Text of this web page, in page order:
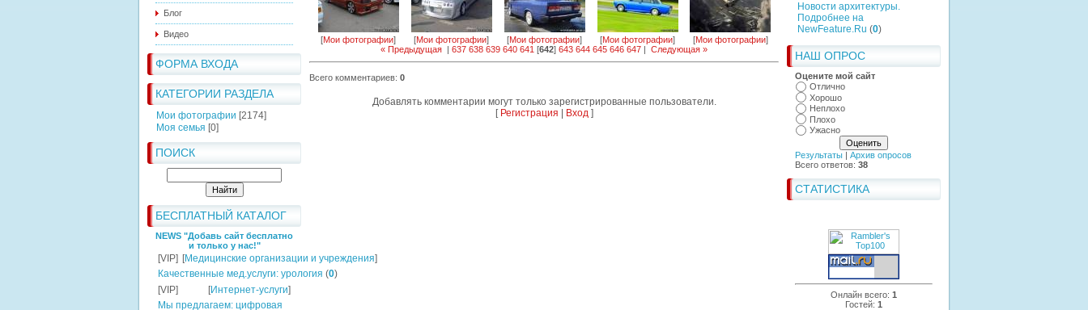
Блог
Видео
ФОРМА ВХОДА
КАТЕГОРИИ РАЗДЕЛА
Мои фотографии [2174]
Моя семья [0]
ПОИСК
БЕСПЛАТНЫЙ КАТАЛОГ
NEWS "Добавь сайт бесплатно
и только у нас!"
[VIP] [Медицинские организации и учреждения]
Качественные мед.услуги: урология (0)
[VIP]
[Интернет-услуги]
Мы предлагаем: цифровая
Новости архитектуры.
Подробнее на
NewFeature.Ru (0)
НАШ ОПРОС
Оцените мой сайт
Отлично
Хорошо
Неплохо
Плохо
Ужасно
Результаты | Архив опросов
Всего ответов: 38
СТАТИСТИКА
Онлайн всего: 1
Гостей: 1
[Мои фотографии] [Мои фотографии] [Мои фотографии] [Мои фотографии] [Мои фотографии]
« Предыдущая | 637 638 639 640 641 [642] 643 644 645 646 647 | Следующая »
Всего комментариев: 0
Добавлять комментарии могут только зарегистрированные пользователи.
[ Регистрация Вход]